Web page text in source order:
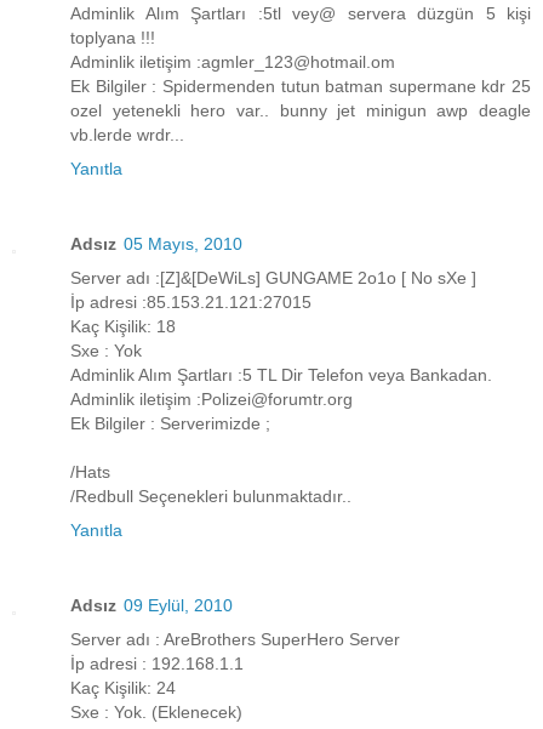
Adminlik Alım Şartları :5tl vey@ servera düzgün 5 kişi
toplyana !!!
Adminlik iletişim :agmler_123@hotmail.om
Ek Bilgiler : Spidermenden tutun batman supermane kdr 25
ozel yetenekli hero var.. bunny jet minigun awp deagle
vb.lerde wrdr...
Yanıtla
Adsız 05 Mayıs, 2010
Server adı :[Z]&[DeWiLs] GUNGAME 2o1o [ No sXe ]
İp adresi :85.153.21.121:27015
Kaç Kişilik: 18
Sxe : Yok
Adminlik Alım Şartları :5 TL Dir Telefon veya Bankadan.
Adminlik iletişim :Polizei@forumtr.org
Ek Bilgiler : Serverimizde ;
/Hats
/Redbull Seçenekleri bulunmaktadır..
Yanıtla
Adsız 09 Eylül, 2010
Server adı : AreBrothers SuperHero Server
İp adresi : 192.168.1.1
Kaç Kişilik: 24
Sxe : Yok. (Eklenecek)